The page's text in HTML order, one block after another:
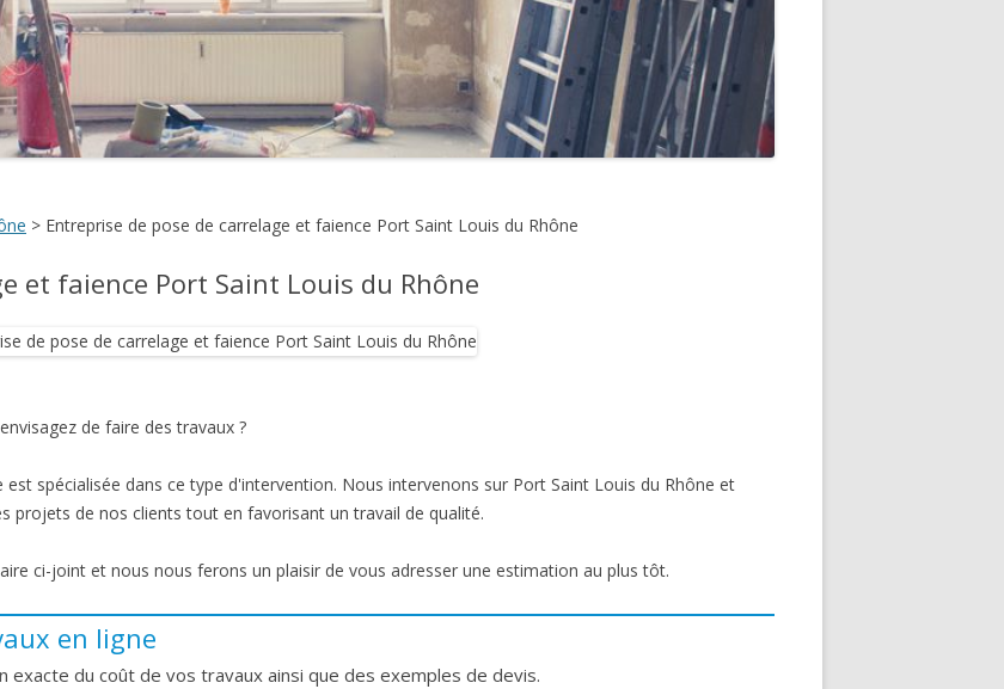
> Entreprise de pose de carrelage et faience Port Saint Louis du Rhône
et faience Port Saint Louis du Rhône
de faire des travaux ?
spécialisée dans ce type d'intervention. Nous intervenons sur Port Saint Louis du Rhône et
projets de nos clients tout en favorisant un travail de qualité.
ci-joint et nous nous ferons un plaisir de vous adresser une estimation au plus tôt.
en ligne
du coût de vos travaux ainsi que des exemples de devis.